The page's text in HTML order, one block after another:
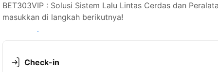
BET303VIP : Solusi Sistem Lalu Lintas Cerdas dan
masukkan di langkah berikutnya!
Lihat ketersediaan
Check-in